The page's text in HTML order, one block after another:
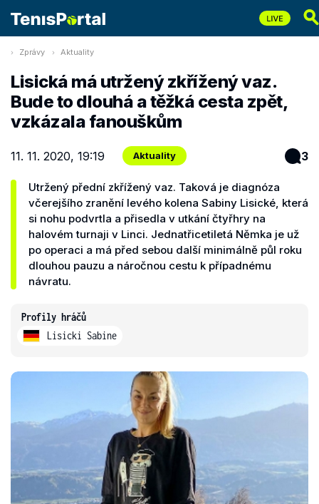
Zprávy Aktuality
Lisická má utržený zkřížený vaz.
Bude to dlouhá a těžká cesta zpět,
vzkázala fanouškům
11. 11. 2020, 19:19 Aktuality 3
Utržený přední zkřížený vaz. Taková je diagnóza
včerejšího zranění levého kolena Sabiny Lisické, která
si nohu podvrtla a přisedla v utkání čtyřhry na
halovém turnaji v Linci. Jednatřicetiletá Němka je už
po operaci a má před sebou další minimálně půl roku
dlouhou pauzu a náročnou cestu k případnému
návratu.
Profily hráčů
Lisicki Sabine